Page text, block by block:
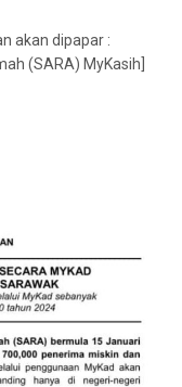
akan dipapar :
(SARA) MyKasih]